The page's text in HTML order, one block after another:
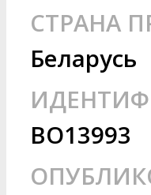
СТРАНА
Беларусь
BO13993